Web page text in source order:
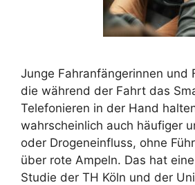
Junge Fahranfängerinnen und
die während der Fahrt das
Telefonieren in der Hand
wahrscheinlich auch häufiger
oder Drogeneinfluss, ohne
über rote Ampeln. Das hat
Studie der TH Köln und der